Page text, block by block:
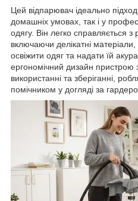
Цей відпарювач ідеально
домашніх умовах, так і у
одягу. Він легко справляється з
включаючи делікатні
освіжити одяг та надати їй
ергономічний дизайн пристрою
використанні та зберіганні,
помічником у догляді за